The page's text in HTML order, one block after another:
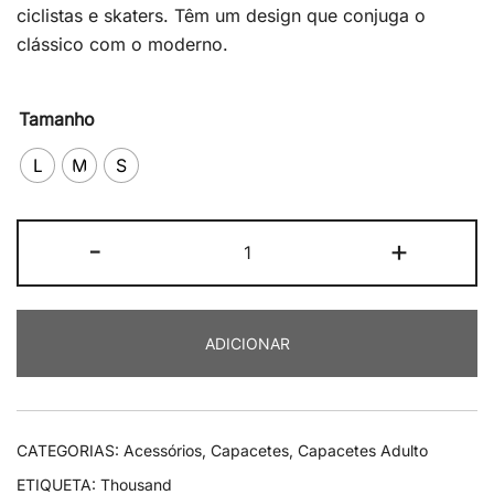
ciclistas e skaters. Têm um design que conjuga o
clássico com o moderno.
Tamanho
L M S
-
de
Thousand
2.0
Rose
Gold
+
ADICIONAR
CATEGORIAS: Acessórios, Capacetes, Capacetes Adulto
ETIQUETA: Thousand